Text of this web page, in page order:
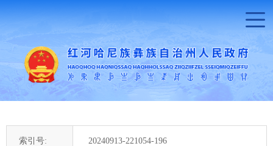
索引号: 20240913-221054-196